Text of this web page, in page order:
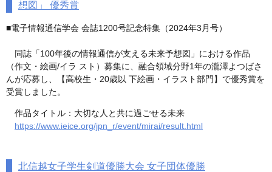
想図」 優秀賞
■電子情報通信学会 会誌1200号記念特集（2024年3月号）
同誌「100年後の情報通信が支える未来予想図」における作品
（作文・絵画/イラ スト）募集に、融合領域分野1年の瀧澤よつばさ
んが応募し、【高校生・20歳以 下絵画・イラスト部門】で優秀賞を
受賞しました。
作品タイトル：大切な人と共に過ごせる未来
https://www.ieice.org/jpn_r/event/mirai/result.html
北信越女子学生剣道優勝大会 女子団体優勝